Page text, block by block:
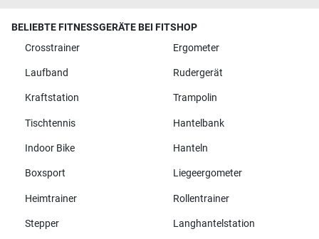
BELIEBTE FITNESSGERÄTE BEI FITSHOP
Crosstrainer
Ergometer
Laufband Rudergerät
Kraftstation Trampolin
Tischtennis Hantelbank
Indoor Bike Hanteln
Boxsport Liegeergometer
Heimtrainer Rollentrainer
Stepper Langhantelstation